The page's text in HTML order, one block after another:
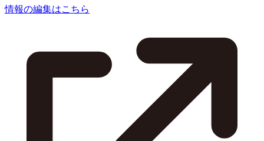
情報の編集はこちら